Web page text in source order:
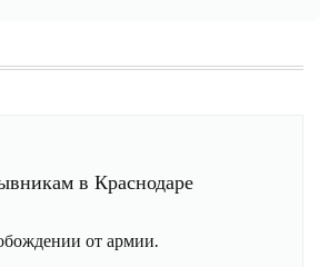
в Краснодаре
от армии.